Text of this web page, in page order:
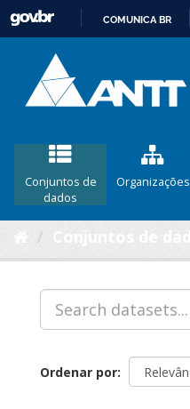
COMUNICA BR
Conjuntos de
dados
Organizações
Ordenar por